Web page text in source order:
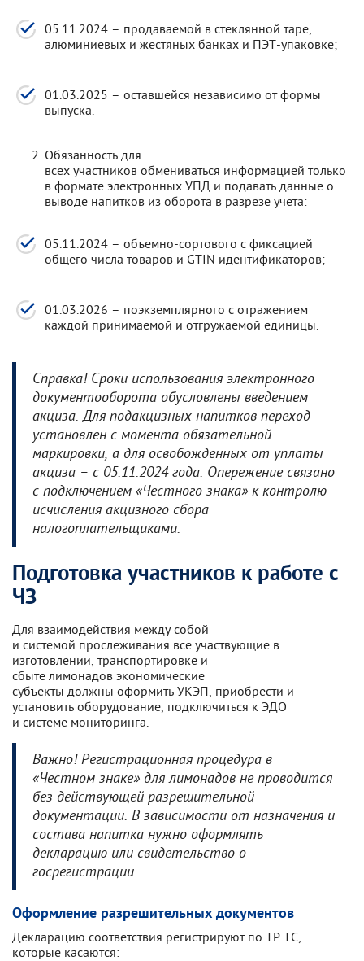
05.11.2024 – продаваемой в стеклянной таре,
алюминиевых и жестяных банках и ПЭТ-упаковке;
01.03.2025 – оставшейся независимо от формы
выпуска.
Обязанность для
всех участников обмениваться информацией только
в формате электронных УПД и подавать данные о
выводе напитков из оборота в разрезе учета:
05.11.2024 – объемно-сортового с фиксацией
общего числа товаров и GTIN идентификаторов;
01.03.2026 – поэкземплярного с отражением
каждой принимаемой и отгружаемой единицы.
Справка! Сроки использования электронного
документооборота обусловлены введением
акциза. Для подакцизных напитков переход
установлен с момента обязательной
маркировки, а для освобожденных от уплаты
акциза – с 05.11.2024 года. Опережение связано
с подключением «Честного знака» к контролю
исчисления акцизного сбора
налогоплательщиками.
Подготовка участников к работе с
ЧЗ
Для взаимодействия между собой
и системой прослеживания все участвующие в
изготовлении, транспортировке и
сбыте лимонадов экономические
субъекты должны оформить УКЭП, приобрести и
установить оборудование, подключиться к ЭДО
и системе мониторинга.
Важно! Регистрационная процедура в
«Честном знаке» для лимонадов не проводится
без действующей разрешительной
документации. В зависимости от назначения и
состава напитка нужно оформлять
декларацию или свидетельство о
госрегистрации.
Оформление разрешительных документов
Декларацию соответствия регистрируют по ТР ТС,
которые касаются: